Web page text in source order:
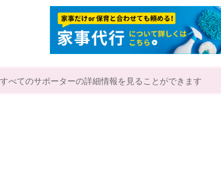
べてのサポーターの詳細情報を見ることができます